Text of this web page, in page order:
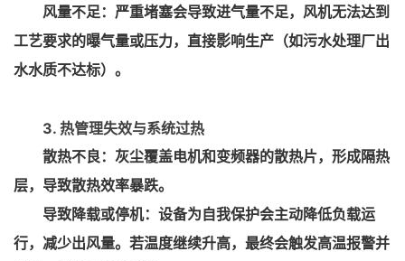
风量不足：严重堵塞会导致进气量不足，风机无法达到
工艺要求的曝气量或压力，直接影响生产（如污水处理厂出
水水质不达标）。
3. 热管理失效与系统过热
散热不良：灰尘覆盖电机和变频器的散热片，形成隔热
层，导致散热效率暴跌。
导致降载或停机：设备为自我保护会主动降低负载运
行，减少出风量。若温度继续升高，最终会触发高温报警并